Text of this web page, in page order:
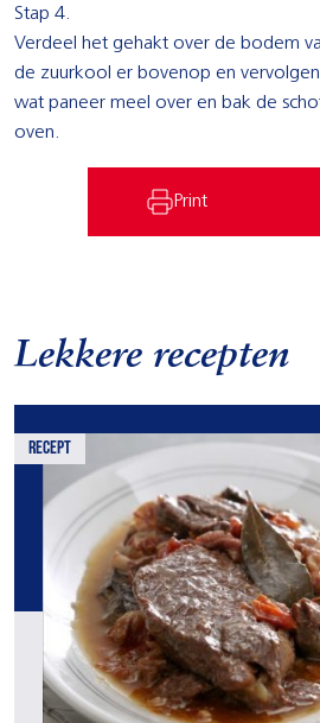
Stap 4.
Verdeel het gehakt over de bodem
de zuurkool er bovenop en
wat paneer­ meel over en bak de
oven.
Print
Lekkere recepten
recept